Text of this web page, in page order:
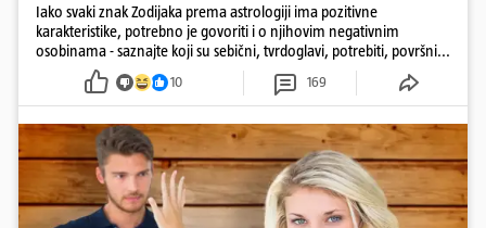
Iako svaki znak Zodijaka prema astrologiji ima pozitivne
karakteristike, potrebno je govoriti i o njihovim negativnim
osobinama - saznajte koji su sebični, tvrdoglavi, potrebiti, površni...
10 169